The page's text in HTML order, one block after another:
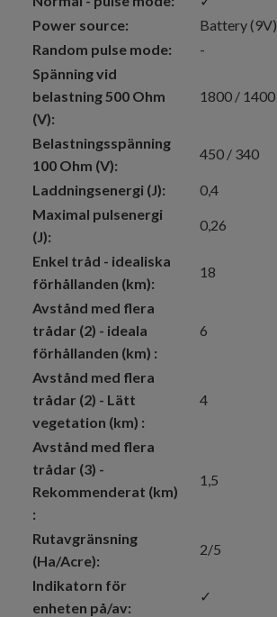
Power source:
Battery (9V)
Random pulse mode:
-
Spänning vid
belastning 500 Ohm
(V):
1800 / 1400
Belastningsspänning
100 Ohm (V):
450 / 340
Laddningsenergi (J):
0,4
Maximal pulsenergi
(J):
0,26
Enkel tråd - idealiska
förhållanden (km):
18
Avstånd med flera
trådar (2) - ideala
förhållanden (km) :
6
Avstånd med flera
trådar (2) - Lätt
vegetation (km) :
4
Avstånd med flera
trådar (3) -
Rekommenderat (km)
:
1,5
Rutavgränsning
(Ha/Acre):
2/5
Indikatorn för
enheten på/av:
✓